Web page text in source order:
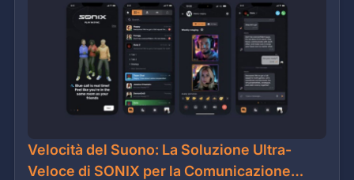
Velocità del Suono: La Soluzione Ultra-
Veloce di SONIX per la Comunicazione